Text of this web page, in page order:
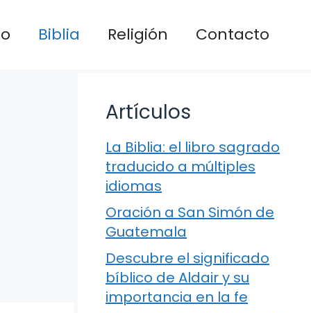
Biblia Religión Contacto
Artículos
La Biblia: el libro sagrado
traducido a múltiples
idiomas
Oración a San Simón de
Guatemala
Descubre el significado
bíblico de Aldair y su
importancia en la fe